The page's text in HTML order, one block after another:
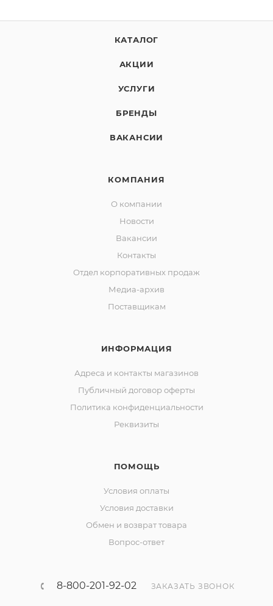
КАТАЛОГ
АКЦИИ
УСЛУГИ
БРЕНДЫ
ВАКАНСИИ
КОМПАНИЯ
О компании
Новости
Вакансии
Контакты
Отдел корпоративных продаж
Медиа-архив
Поставщикам
ИНФОРМАЦИЯ
Адреса и контакты магазинов
Публичный договор оферты
Политика конфиденциальности
Реквизиты
ПОМОЩЬ
Условия оплаты
Условия доставки
Обмен и возврат товара
Вопрос-ответ
8-800-201-92-02 ЗАКАЗАТЬ ЗВОНОК